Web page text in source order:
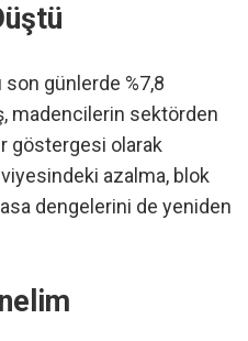
günlerde %7,8
madencilerin sektörden
göstergesi olarak
azalma, blok
dengelerini de yeniden